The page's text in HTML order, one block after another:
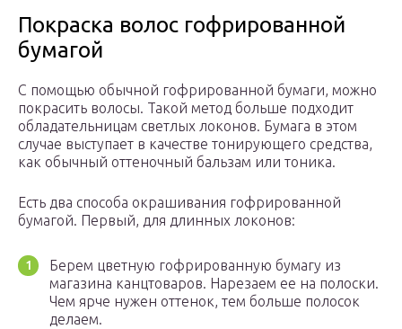
Покраска волос гофрированной
бумагой
С помощью обычной гофрированной бумаги, можно
покрасить волосы. Такой метод больше подходит
обладательницам светлых локонов. Бумага в этом
случае выступает в качестве тонирующего средства,
как обычный оттеночный бальзам или тоника.
Есть два способа окрашивания гофрированной
бумагой. Первый, для длинных локонов:
Берем цветную гофрированную бумагу из
магазина канцтоваров. Нарезаем ее на полоски.
Чем ярче нужен оттенок, тем больше полосок
делаем.